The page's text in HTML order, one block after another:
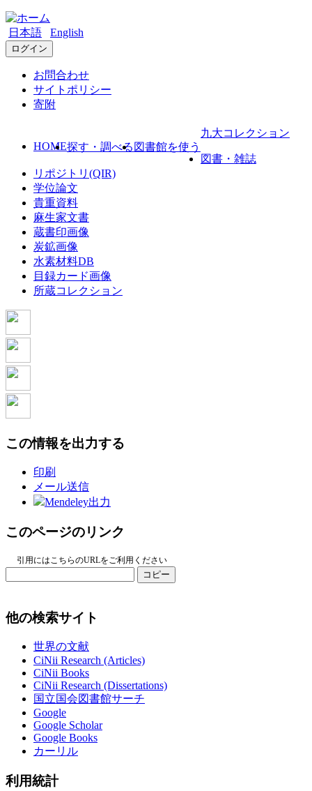
日本語 English
ログイン
お問合わせ
サイトポリシー
寄附
HOME探す・調べる 図書館を使う
九大コレクション
図書・雑誌
リポジトリ(QIR)
学位論文
貴重資料
麻生家文書
蔵書印画像
炭鉱画像
水素材料DB
目録カード画像
所蔵コレクション
この情報を出力する
印刷
メール送信
Mendeley出力
このページのリンク
引用にはこちらのURLをご利用ください
コピー
他の検索サイト
世界の文献
CiNii Research (Articles)
CiNii Books
CiNii Research (Dissertations)
国立国会図書館サーチ
Google
Google Scholar
Google Books
カーリル
利用統計